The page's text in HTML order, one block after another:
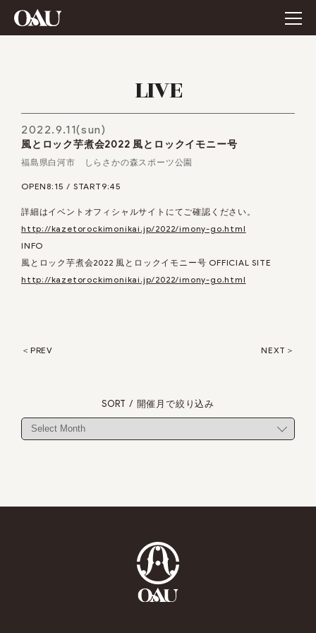
LIVE
2022.9.11(sun)
風とロック芋煮会2022 風とロックイモニー号
福島県白河市 しらさかの森スポーツ公園
OPEN8:15 / START9:45
詳細はイベントオフィシャルサイトにてご確認ください。
http://kazetorockimonikai.jp/2022/imony-go.html
INFO
風とロック芋煮会2022 風とロックイモニー号 OFFICIAL SITE
http://kazetorockimonikai.jp/2022/imony-go.html
NEXT
PREV
SORT / 開催月で絞り込み